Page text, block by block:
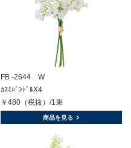
FB -2644 W
ｶｽﾐﾊﾞﾝﾄﾞﾙX4
￥480（税抜）/1束
商品を見る